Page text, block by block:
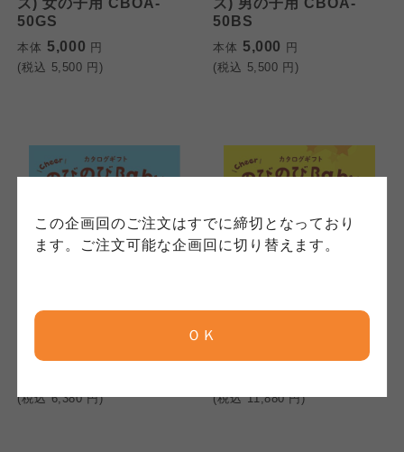
この企画回のご注文はすでに締切となっており
ます。ご注文可能な企画回に切り替えます。
ＯＫ
ズ) 女の子用 CBOA-
50GS
本体 5,000 円
(税込 5,500 円)
ズ) 男の子用 CBOA-
50BS
本体 5,000 円
(税込 5,500 円)
シャディ
びベビー あそぼ!
(税込6,380円)
シャディ
(税込11,880円)
このサイトは7つの生協から業務委託を受けて、
コープきんき事業連合が運営しています。ご自
れています。
コープしが
ならコープ
おおさかパルコープ
コープきんき事業連合が運営しています。お預
かりしている個人情報については、コープ事業
連合、ならびに各生協の「個人情報保護方針」
保護方針」については各生協のボタンをクリッ
クしてご確認ください。
コープしが
ならコープ
このサイトは7つの生協から業務委託を受けて、
コープきんき事業連合が運営しています。販売
ご確認ください。
コープしが
ならコープ
おおさかパルコープ